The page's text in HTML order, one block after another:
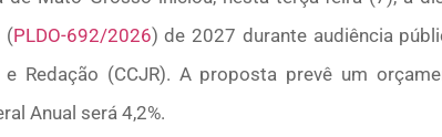
(PLDO-692/2026) de 2027 durante audiência
Redação (CCJR). A proposta prevê um
Anual será 4,2%.